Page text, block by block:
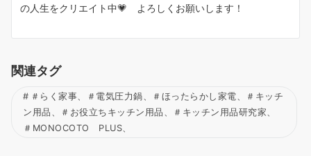
の人生をクリエイト中💗 よろしくお願いします！
関連タグ
＃らく家事、＃電気圧力鍋、＃ほったらかし家電、＃キッチ
ン用品、＃お役立ちキッチン用品、＃キッチン用品研究家、
＃MONOCOTO PLUS、